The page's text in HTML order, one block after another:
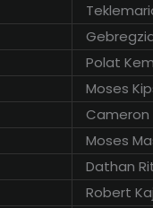
Polat
Moses
Cameron
Moses
Dathan
Robert